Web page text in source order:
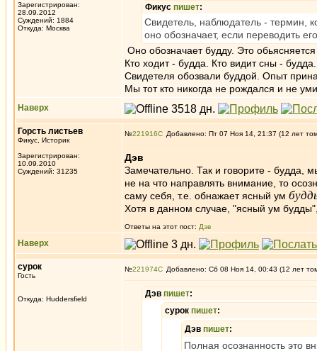
Зарегистрирован:
28.09.2012
Суждений: 1884
Откуда: Москва
Фикус пишет:
Свидетель, наблюдатель - термин,
оно обозначает, если переводить
Оно обозначает будду. Это
Кто ходит - будда. Кто видит сны -
Свидетеля обозвали буддой. Опыт
Мы тот кто никогда не рождался и не
Наверх
Горсть листьев
Фикус, Историк
Зарегистрирован:
10.09.2010
Суждений: 31235
№221916 Добавлено: Пт 07 Ноя 14, 21:37 (12 лет
Дэв
Замечательно. Так и говорите - будда,
не на что направлять внимание, то
саму себя, т.е. обнажает ясный ум
Хотя в данном случае, "ясный ум
Ответы на этот пост: Дэв
Наверх
сурок
Гость
Откуда: Huddersfield
№221974 Добавлено: Сб 08 Ноя 14, 00:43 (12 лет
Дэв пишет:
сурок пишет:
Дэв пишет:
Полная осознанность это